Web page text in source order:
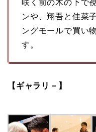
咲く前の木の下で
ンや、翔吾と佳菜
ングモールで買い
す。
【ギャラリ－】